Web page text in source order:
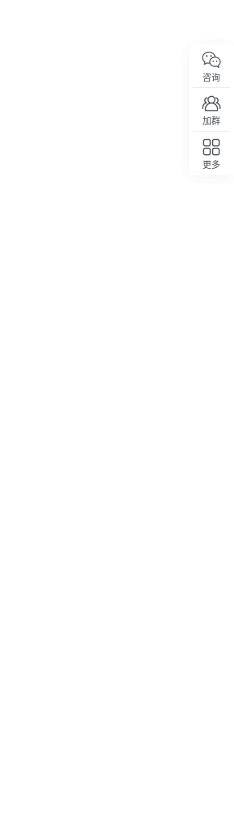
咨询
加群
更多